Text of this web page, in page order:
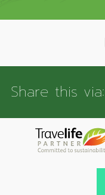
Share this via: